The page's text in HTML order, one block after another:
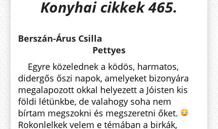
Konyhai cikkek 465.
Berszán-Árus Csilla
Pettyes
Egyre közelednek a ködös, harmatos,
didergős őszi napok, amelyeket bizonyára
megalapozott okkal helyezett a Jóisten kis
földi létünkbe, de valahogy soha nem
bírtam megszokni és megszeretni őket.
Rokonlelkek velem e témában a birkák,